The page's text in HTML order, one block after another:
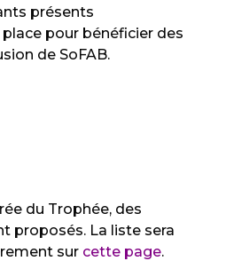
présents
pour bénéficier des
de SoFAB.
du Trophée, des
proposés. La liste sera
sur cette page.